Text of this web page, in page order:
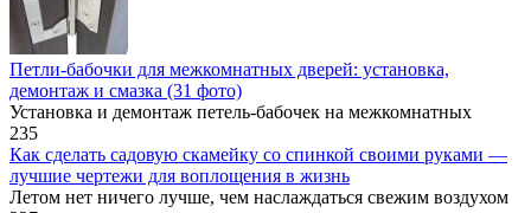
Петли-бабочки для межкомнатных дверей: установка,
демонтаж и смазка (31 фото)
Установка и демонтаж петель-бабочек на межкомнатных
235
Как сделать садовую скамейку со спинкой своими руками —
лучшие чертежи для воплощения в жизнь
Летом нет ничего лучше, чем наслаждаться свежим воздухом